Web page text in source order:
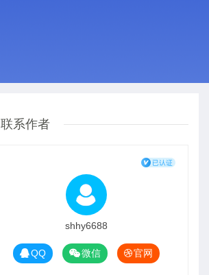
联系作者
shhy6688
QQ 微信 官网